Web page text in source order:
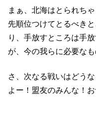
まぁ、北海はとられち
先順位つけてとるべき
り、手放すところは手
が、今の我らに必要な
さ、次なる戦いはどう
よー！盟友のみんな！